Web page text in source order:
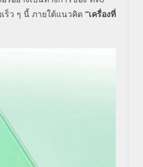
ร็ว ๆ นี้ ภายใต้แนวคิด “เครื่องที่